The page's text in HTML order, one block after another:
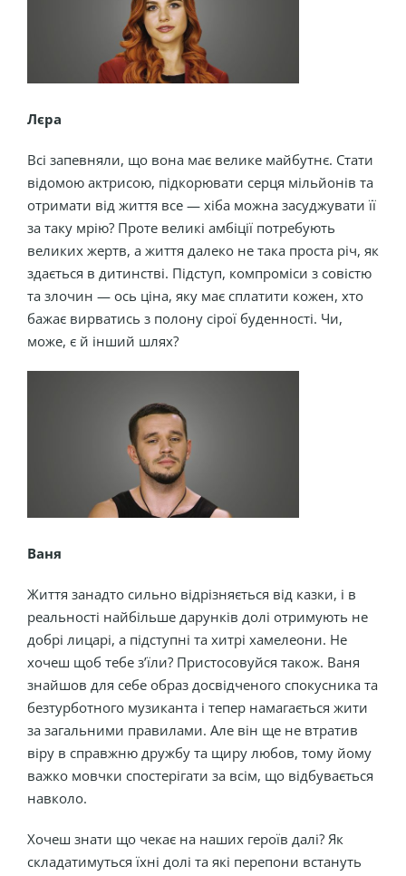
Лєра
Всі запевняли, що вона має велике майбутнє. Стати
відомою актрисою, підкорювати серця мільйонів та
отримати від життя все — хіба можна засуджувати її
за таку мрію? Проте великі амбіції потребують
великих жертв, а життя далеко не така проста річ, як
здається в дитинстві. Підступ, компроміси з совістю
та злочин — ось ціна, яку має сплатити кожен, хто
бажає вирватись з полону сірої буденності. Чи,
може, є й інший шлях?
Ваня
Життя занадто сильно відрізняється від казки, і в
реальності найбільше дарунків долі отримують не
добрі лицарі, а підступні та хитрі хамелеони. Не
хочеш щоб тебе з’їли? Пристосовуйся також. Ваня
знайшов для себе образ досвідченого спокусника та
безтурботного музиканта і тепер намагається жити
за загальними правилами. Але він ще не втратив
віру в справжню дружбу та щиру любов, тому йому
важко мовчки спостерігати за всім, що відбувається
навколо.
Хочеш знати що чекає на наших героїв далі? Як
складатимуться їхні долі та які перепони встануть